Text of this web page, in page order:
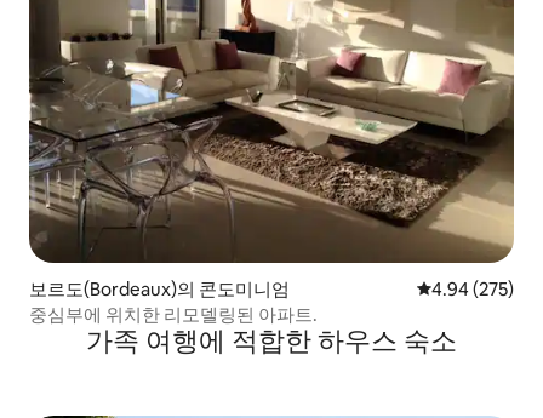
보르도(Bordeaux)의 콘도미니엄 평점 4.94점(5
4.94 (275)
중심부에 위치한 리모델링된 아파트.
가족 여행에 적합한 하우스 숙소